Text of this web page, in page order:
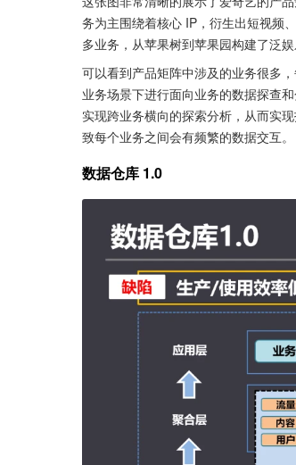
务为主围绕着核心 IP，衍生出短视频
多业务，从苹果树到苹果园构建了泛娱
可以看到产品矩阵中涉及的业务很多
业务场景下进行面向业务的数据探查
实现跨业务横向的探索分析，从而实
致每个业务之间会有频繁的数据交互。
数据仓库 1.0